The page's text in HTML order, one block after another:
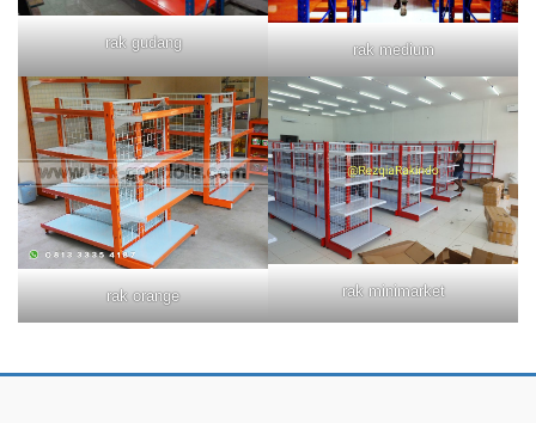
rak gudang rak medium
rak orange rak minimarket